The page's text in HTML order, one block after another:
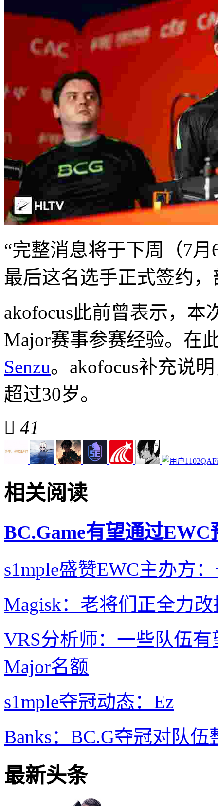
“完整消息将于下周（7
最后这名选手正式签约
akofocus此前曾表示，本
Major赛事参赛经验。在
Senzu。akofocus补充说
超过30岁。
 41
相关阅读
BC.Game有望通过
s1mple盛赞EWC主办方
Magisk：老将们正全力
VRS分析师：一些队伍
Major名额
s1mple夺冠动态：Ez
Banks：BC.G夺冠对队
最新头条